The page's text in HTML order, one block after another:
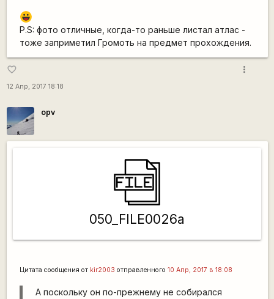
|-))
P.S: фото отличные, когда-то раньше листал атлас -
тоже заприметил Громоть на предмет прохождения.
favorite_border
12 Апр, 2017 18:18
more_vert
opv
050_FILE0026a
Цитата сообщения от kir2003 отправленного 10 Апр, 2017 в 18:08
А поскольку он по-прежнему не собирался